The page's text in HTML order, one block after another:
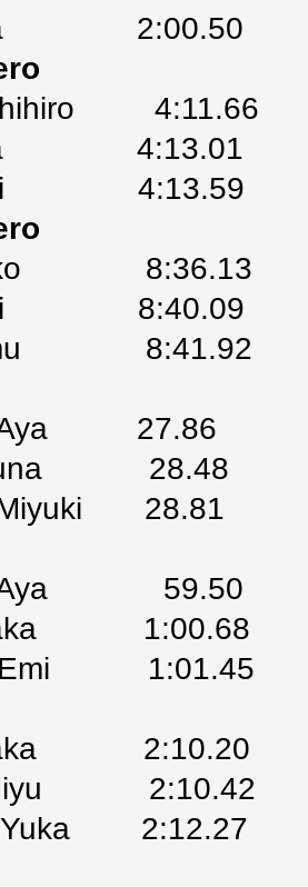
2:00.50
4:11.66
4:13.01
4:13.59
8:36.13
8:40.09
8:41.92
Aya 27.86
28.48
Miyuki 28.81
Aya 59.50
1:00.68
Emi 1:01.45
2:10.20
Miyu 2:10.42
Yuka 2:12.27